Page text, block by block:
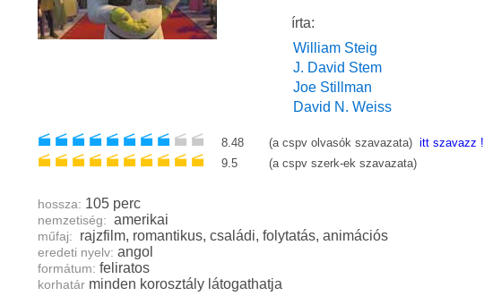
írta:
William Steig
J. David Stem
Joe Stillman
David N. Weiss
8.48 (a cspv olvasók szavazata) itt szavazz !
9.5
(a cspv szerk-ek szavazata)
hossza: 105 perc
nemzetiség: amerikai
műfaj: rajzfilm, romantikus, családi, folytatás, animációs
eredeti nyelv: angol
formátum: feliratos
korhatár minden korosztály látogathatja